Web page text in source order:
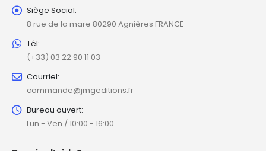
Siège Social:
8 rue de la mare 80290 Agnières FRANCE
Tél:
(+33) 03 22 90 11 03
Courriel:
commande@jmgeditions.fr
Bureau ouvert:
Lun - Ven / 10:00 - 16:00